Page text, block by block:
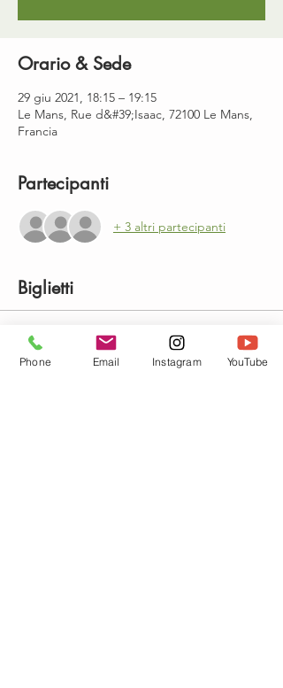
Orario & Sede
29 giu 2021, 18:15 – 19:15
Le Mans, Rue d&#39;Isaac, 72100 Le Mans,
Francia
Partecipanti
+ 3 altri partecipanti
Biglietti
Vendita terminata
Tipo di biglietto
Phone Email Instagram YouTube